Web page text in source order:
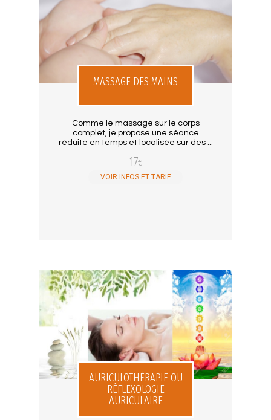
MASSAGE DES MAINS
Comme le massage sur le corps
complet, je propose une séance
réduite en temps et localisée sur des ...
17€
VOIR INFOS ET TARIF
AURICULOTHÉRAPIE OU
RÉFLEXOLOGIE
AURICULAIRE